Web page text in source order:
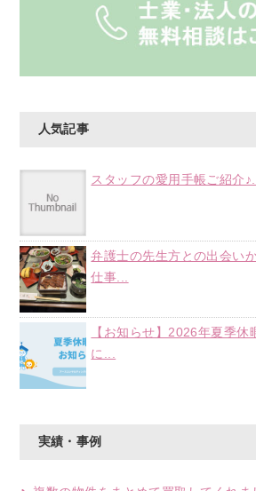
人気記事
スタッフの愛用手帳ご紹介
弁護士の先生方との出会い
仕事...
【お知らせ】2026年夏季
に...
実績・事例